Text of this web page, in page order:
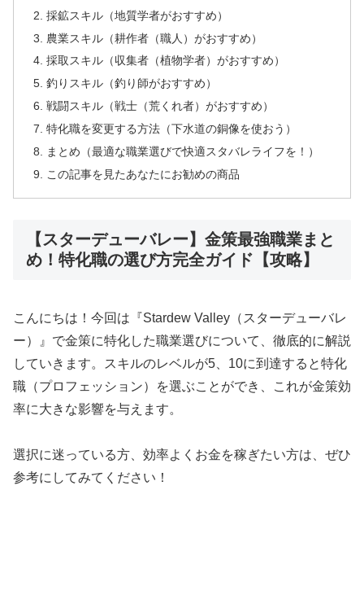
採鉱スキル（地質学者がおすすめ）
農業スキル（耕作者（職人）がおすすめ）
採取スキル（収集者（植物学者）がおすすめ）
釣りスキル（釣り師がおすすめ）
戦闘スキル（戦士（荒くれ者）がおすすめ）
特化職を変更する方法（下水道の銅像を使おう）
まとめ（最適な職業選びで快適スタバレライフを！）
この記事を見たあなたにお勧めの商品
【スターデューバレー】金策最強職業まと
め！特化職の選び方完全ガイド【攻略】
こんにちは！今回は『Stardew Valley（スターデューバレ
ー）』で金策に特化した職業選びについて、徹底的に解説
していきます。スキルのレベルが5、10に到達すると特化
職（プロフェッション）を選ぶことができ、これが金策効
率に大きな影響を与えます。
選択に迷っている方、効率よくお金を稼ぎたい方は、ぜひ
参考にしてみてください！